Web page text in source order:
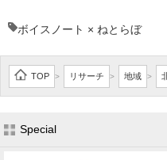
ボイスノート × ねとらぼ
TOP > リサーチ > 地域 >
Special